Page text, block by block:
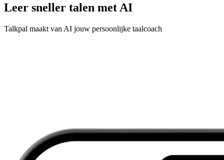
Leer sneller talen met AI
Talkpal maakt van AI jouw persoonlijke taalcoach